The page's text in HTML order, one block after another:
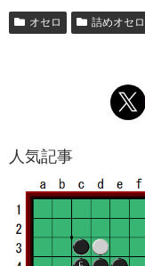
オセロ 詰めオセロ
人気記事